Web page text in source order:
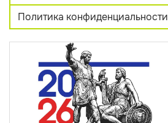
Политика конфиденциальности